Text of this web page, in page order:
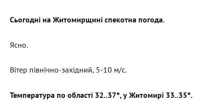
Сьогодні на Житомирщині спекотна погода.
Ясно.
Вітер північно-західний, 5-10 м/с.
Температура по області 32..37°, у Житомирі 33..35°.